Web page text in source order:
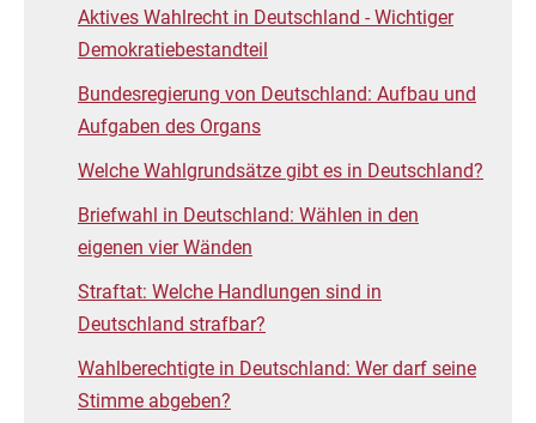
Aktives Wahlrecht in Deutschland - Wichtiger
Demokratiebestandteil
Bundesregierung von Deutschland: Aufbau und
Aufgaben des Organs
Welche Wahlgrundsätze gibt es in Deutschland?
Briefwahl in Deutschland: Wählen in den
eigenen vier Wänden
Straftat: Welche Handlungen sind in
Deutschland strafbar?
Wahlberechtigte in Deutschland: Wer darf seine
Stimme abgeben?